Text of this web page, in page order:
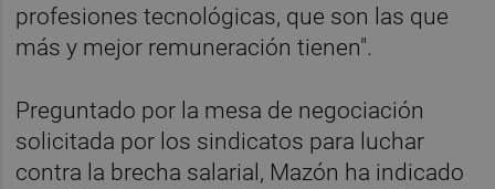
profesiones tecnológicas, que son las que
más y mejor remuneración tienen".
Preguntado por la mesa de negociación
solicitada por los sindicatos para luchar
contra la brecha salarial, Mazón ha indicado